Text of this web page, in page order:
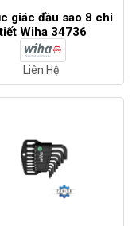
giác đầu sao 8 chi
tiết Wiha 34736
Liên Hệ